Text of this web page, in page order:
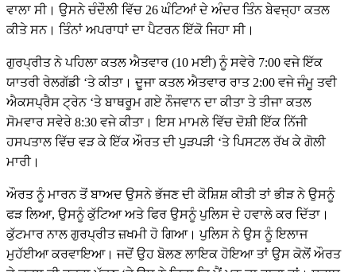
ਵਾਲਾ ਸੀ। ਉਸਨੇ ਚੰਦੌਲੀ ਵਿੱਚ 26 ਘੰਟਿਆਂ ਦੇ ਅੰਦਰ ਤਿੰਨ ਬੇਵਜ੍ਹਾ ਕਤਲ
ਕੀਤੇ ਸਨ। ਤਿੰਨਾਂ ਅਪਰਾਧਾਂ ਦਾ ਪੈਟਰਨ ਇੱਕੋ ਜਿਹਾ ਸੀ।
ਗੁਰਪ੍ਰੀਤ ਨੇ ਪਹਿਲਾ ਕਤਲ ਐਤਵਾਰ (10 ਮਈ) ਨੂੰ ਸਵੇਰੇ 7:00 ਵਜੇ ਇੱਕ
ਯਾਤਰੀ ਰੇਲਗੱਡੀ ‘ਤੇ ਕੀਤਾ। ਦੂਜਾ ਕਤਲ ਐਤਵਾਰ ਰਾਤ 2:00 ਵਜੇ ਜੰਮੂ ਤਵੀ
ਐਕਸਪ੍ਰੈਸ ਟ੍ਰੇਨ ‘ਤੇ ਬਾਥਰੂਮ ਗਏ ਨੌਜਵਾਨ ਦਾ ਕੀਤਾ ਤੇ ਤੀਜਾ ਕਤਲ
ਸੋਮਵਾਰ ਸਵੇਰੇ 8:30 ਵਜੇ ਕੀਤਾ। ਇਸ ਮਾਮਲੇ ਵਿੱਚ ਦੋਸ਼ੀ ਇੱਕ ਨਿੱਜੀ
ਹਸਪਤਾਲ ਵਿੱਚ ਵੜ ਕੇ ਇੱਕ ਔਰਤ ਦੀ ਪੁੜਪੜੀ ‘ਤੇ ਪਿਸਟਲ ਰੱਖ ਕੇ ਗੋਲੀ
ਮਾਰੀ।
ਔਰਤ ਨੂੰ ਮਾਰਨ ਤੋਂ ਬਾਅਦ ਉਸਨੇ ਭੱਜਣ ਦੀ ਕੋਸ਼ਿਸ਼ ਕੀਤੀ ਤਾਂ ਭੀੜ ਨੇ ਉਸਨੂੰ
ਫੜ ਲਿਆ, ਉਸਨੂੰ ਕੁੱਟਿਆ ਅਤੇ ਫਿਰ ਉਸਨੂੰ ਪੁਲਿਸ ਦੇ ਹਵਾਲੇ ਕਰ ਦਿੱਤਾ।
ਕੁੱਟਮਾਰ ਨਾਲ ਗੁਰਪ੍ਰੀਤ ਜ਼ਖਮੀ ਹੋ ਗਿਆ। ਪੁਲਿਸ ਨੇ ਉਸ ਨੂੰ ਇਲਾਜ
ਮੁਹੱਈਆ ਕਰਵਾਇਆ। ਜਦੋਂ ਉਹ ਬੋਲਣ ਲਾਇਕ ਹੋਇਆ ਤਾਂ ਉਸ ਕੋਲੋਂ ਔਰਤ